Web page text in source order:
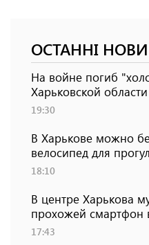
ОСТАННІ
На войне погиб
Харьковской области
19:30
В Харькове можно
велосипед для
18:10
В центре Харькова
прохожей смартфон
17:43